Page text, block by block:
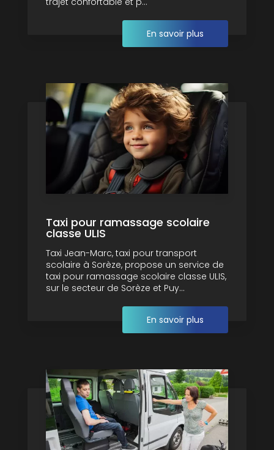
En savoir plus
Taxi pour ramassage scolaire
classe ULIS
Taxi Jean-Marc, taxi pour transport
scolaire à Sorèze, propose un service de
taxi pour ramassage scolaire classe ULIS,
sur le secteur de Sorèze et Puy...
En savoir plus